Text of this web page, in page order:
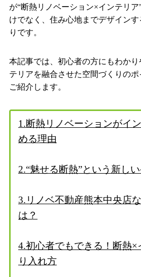
が“断熱リノベーション×インテリ
けでなく、住み心地までデザインす
りです。
本記事では、初心者の方にもわか
テリアを融合させた空間づくりの
ご紹介します。
1.断熱リノベーションがイ
める理由
2.“魅せる断熱”という新し
3.リノベ不動産熊本中央店
は？
4.初心者でもできる！断熱×
り入れ方